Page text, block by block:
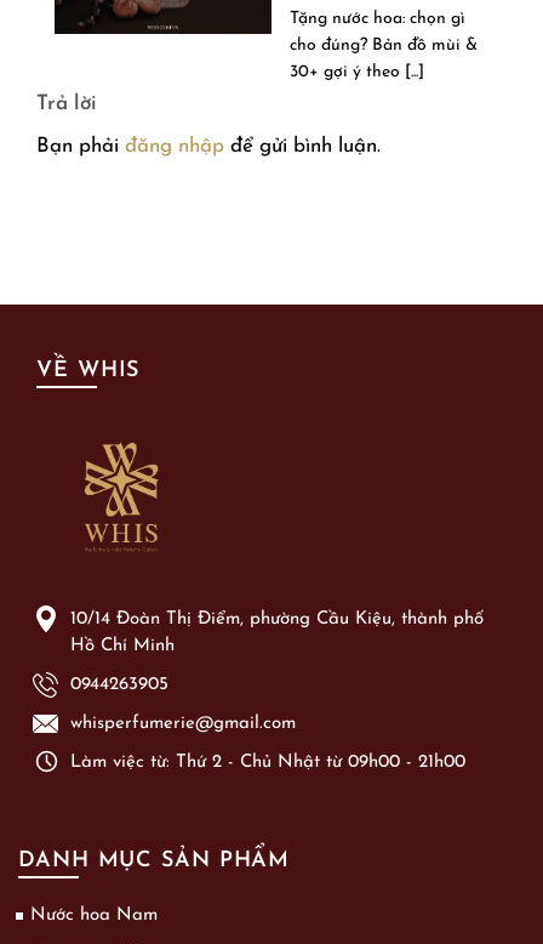
Tặng nước hoa: chọn gì
cho đúng? Bản đồ mùi &
30+ gợi ý theo [...]
Trả lời
Bạn phải đăng nhập để gửi bình luận.
VỀ WHIS
10/14 Đoàn Thị Điểm, phường Cầu Kiệu, thành phố
Hồ Chí Minh
0944263905
whisperfumerie@gmail.com
Làm việc từ: Thứ 2 - Chủ Nhật từ 09h00 - 21h00
DANH MỤC SẢN PHẨM
Nước hoa Nam